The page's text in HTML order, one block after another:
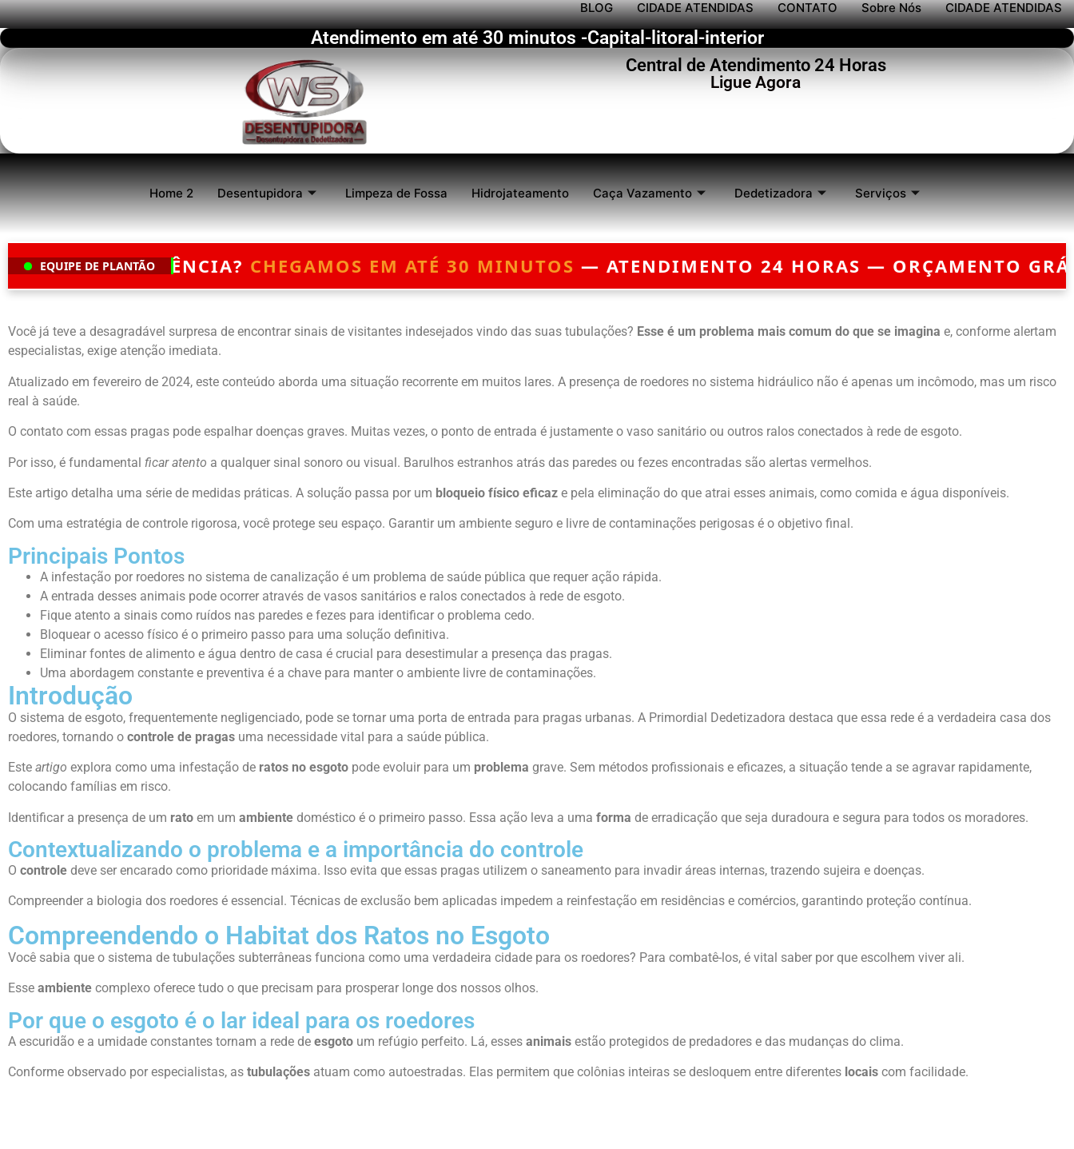
BLOG CIDADE ATENDIDAS CONTATO Sobre Nós CIDADE ATENDIDAS
Atendimento em até 30 minutos -Capital-litoral-interior
Central de Atendimento 24 Horas
Ligue Agora
Home 2 Desentupidora Limpeza de Fossa Hidrojateamento Caça Vazamento Dedetizadora Serviços
EQUIPE DE PLANTÃO
CHEGAMOS EM ATÉ 30 MINUTOS — ATENDIMENTO 24 HORAS — ORÇAMENTO GRÁTIS —
Você já teve a desagradável surpresa de encontrar sinais de visitantes indesejados vindo das suas tubulações? Esse é um problema mais comum do que se imagina e, conforme alertam
especialistas, exige atenção imediata.
Atualizado em fevereiro de 2024, este conteúdo aborda uma situação recorrente em muitos lares. A presença de roedores no sistema hidráulico não é apenas um incômodo, mas um risco
real à saúde.
O contato com essas pragas pode espalhar doenças graves. Muitas vezes, o ponto de entrada é justamente o vaso sanitário ou outros ralos conectados à rede de esgoto.
Por isso, é fundamental ficar atento a qualquer sinal sonoro ou visual. Barulhos estranhos atrás das paredes ou fezes encontradas são alertas vermelhos.
Este artigo detalha uma série de medidas práticas. A solução passa por um bloqueio físico eficaz e pela eliminação do que atrai esses animais, como comida e água disponíveis.
Com uma estratégia de controle rigorosa, você protege seu espaço. Garantir um ambiente seguro e livre de contaminações perigosas é o objetivo final.
Principais Pontos
A infestação por roedores no sistema de canalização é um problema de saúde pública que requer ação rápida.
A entrada desses animais pode ocorrer através de vasos sanitários e ralos conectados à rede de esgoto.
Fique atento a sinais como ruídos nas paredes e fezes para identificar o problema cedo.
Bloquear o acesso físico é o primeiro passo para uma solução definitiva.
Eliminar fontes de alimento e água dentro de casa é crucial para desestimular a presença das pragas.
Uma abordagem constante e preventiva é a chave para manter o ambiente livre de contaminações.
Introdução
O sistema de esgoto, frequentemente negligenciado, pode se tornar uma porta de entrada para pragas urbanas. A Primordial Dedetizadora destaca que essa rede é a verdadeira casa dos
roedores, tornando o controle de pragas uma necessidade vital para a saúde pública.
Este artigo explora como uma infestação de ratos no esgoto pode evoluir para um problema grave. Sem métodos profissionais e eficazes, a situação tende a se agravar rapidamente,
colocando famílias em risco.
Identificar a presença de um rato em um ambiente doméstico é o primeiro passo. Essa ação leva a uma forma de erradicação que seja duradoura e segura para todos os moradores.
Contextualizando o problema e a importância do controle
O controle deve ser encarado como prioridade máxima. Isso evita que essas pragas utilizem o saneamento para invadir áreas internas, trazendo sujeira e doenças.
Compreender a biologia dos roedores é essencial. Técnicas de exclusão bem aplicadas impedem a reinfestação em residências e comércios, garantindo proteção contínua.
Compreendendo o Habitat dos Ratos no Esgoto
Você sabia que o sistema de tubulações subterrâneas funciona como uma verdadeira cidade para os roedores? Para combatê-los, é vital saber por que escolhem viver ali.
Esse ambiente complexo oferece tudo o que precisam para prosperar longe dos nossos olhos.
Por que o esgoto é o lar ideal para os roedores
A escuridão e a umidade constantes tornam a rede de esgoto um refúgio perfeito. Lá, esses animais estão protegidos de predadores e das mudanças do clima.
Conforme observado por especialistas, as tubulações atuam como autoestradas. Elas permitem que colônias inteiras se desloquem entre diferentes locais com facilidade.